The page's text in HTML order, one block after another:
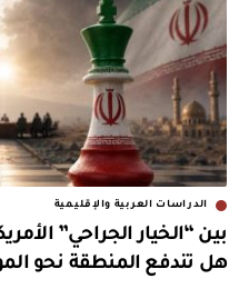
الدراسات العربية والإقليمية
بين “الخيار الجراحي”
هل تندفع المنطقة نحو